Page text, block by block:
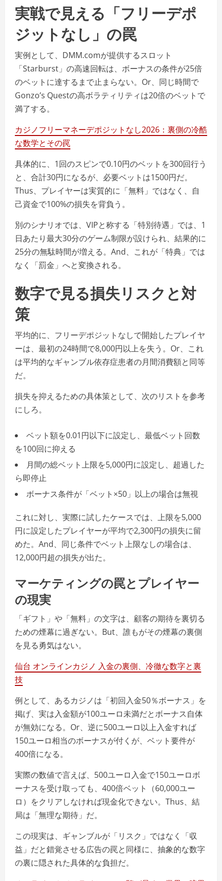
実戦で見える「フリーデポ
ジットなし」の罠
実例として、DMM.comが提供するスロット
「Starburst」の高速回転は、ボーナスの条件が25倍
のベットに達するまで止まらない。Or、同じ時間で
Gonzo’s Questの高ボラティリティは20倍のベットで
満了する。
カジノフリーマネーデポジットなし2026：裏側の冷酷
な数学とその罠
具体的に、1回のスピンで0.10円のベットを300回行う
と、合計30円になるが、必要ベットは1500円だ。
Thus、プレイヤーは実質的に「無料」ではなく、自
己資金で100%の損失を背負う。
別のシナリオでは、VIPと称する「特別待遇」では、1
日あたり最大30分のゲーム制限が設けられ、結果的に
25分の無駄時間が増える。And、これが「特典」では
なく「罰金」へと変換される。
数字で見る損失リスクと対
策
平均的に、フリーデポジットなしで開始したプレイヤ
ーは、最初の24時間で8,000円以上を失う。Or、これ
は平均的なギャンブル依存症患者の月間消費額と同等
だ。
損失を抑えるための具体策として、次のリストを参考
にしろ。
ベット額を0.01円以下に設定し、最低ベット回数
を100回に抑える
月間の総ベット上限を5,000円に設定し、超過した
ら即停止
ボーナス条件が「ベット×50」以上の場合は無視
これに対し、実際に試したケースでは、上限を5,000
円に設定したプレイヤーが平均で2,300円の損失に留
めた。And、同じ条件でベット上限なしの場合は、
12,000円超の損失が出た。
マーケティングの罠とプレイヤー
の現実
「ギフト」や「無料」の文字は、顧客の期待を裏切る
ための煙幕に過ぎない。But、誰もがその煙幕の裏側
を見る勇気はない。
仙台 オンラインカジノ 入金の裏側、冷徹な数字と裏
技
例として、あるカジノは「初回入金50％ボーナス」を
掲げ、実は入金額が100ユーロ未満だとボーナス自体
が無効になる。Or、逆に500ユーロ以上入金すれば
150ユーロ相当のボーナスが付くが、ベット要件が
400倍になる。
実際の数値で言えば、500ユーロ入金で150ユーロボ
ーナスを受け取っても、400倍ベット（60,000ユー
ロ）をクリアしなければ現金化できない。Thus、結
局は「無理な期待」だ。
この現実は、ギャンブルが「リスク」ではなく「収
益」だと錯覚させる広告の罠と同様に、抽象的な数字
の裏に隠された具体的な負担だ。